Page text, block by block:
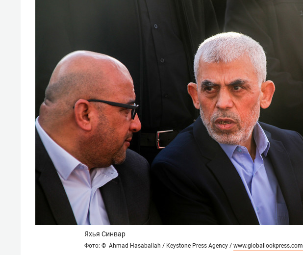
Яхья Синвар
Фото: © Ahmad Hasaballah / Keystone Press Agency / www.globallookpress.com
Психотерапевт «Фороса»:
когда человек не считает
свою сверхнагрузку
стрессом»